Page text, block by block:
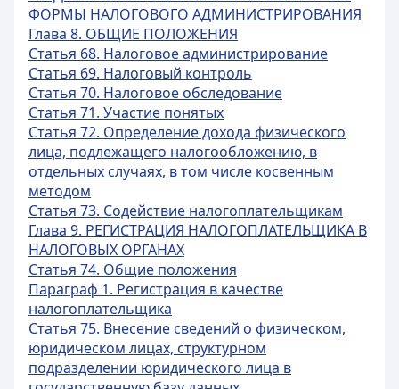
ФОРМЫ НАЛОГОВОГО АДМИНИСТРИРОВАНИЯ
Глава 8. ОБЩИЕ ПОЛОЖЕНИЯ
Статья 68. Налоговое администрирование
Статья 69. Налоговый контроль
Статья 70. Налоговое обследование
Статья 71. Участие понятых
Статья 72. Определение дохода физического
лица, подлежащего налогообложению, в
отдельных случаях, в том числе косвенным
методом
Статья 73. Содействие налогоплательщикам
Глава 9. РЕГИСТРАЦИЯ НАЛОГОПЛАТЕЛЬЩИКА В
НАЛОГОВЫХ ОРГАНАХ
Статья 74. Общие положения
Параграф 1. Регистрация в качестве
налогоплательщика
Статья 75. Внесение сведений о физическом,
юридическом лицах, структурном
подразделении юридического лица в